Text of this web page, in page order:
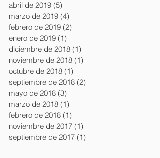
abril de 2019 (5)
marzo de 2019 (4)
febrero de 2019 (2)
enero de 2019 (1)
diciembre de 2018 (1)
noviembre de 2018 (1)
octubre de 2018 (1)
septiembre de 2018 (2)
mayo de 2018 (3)
marzo de 2018 (1)
febrero de 2018 (1)
noviembre de 2017 (1)
septiembre de 2017 (1)